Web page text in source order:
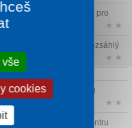
východiskovým bodem pro
★ ★
přírody Velké Fatry, rozsáhlý
★ ★
- Velkým lákadlem jsou
★ ★
- Vítejte v letním centru
vše
cookies